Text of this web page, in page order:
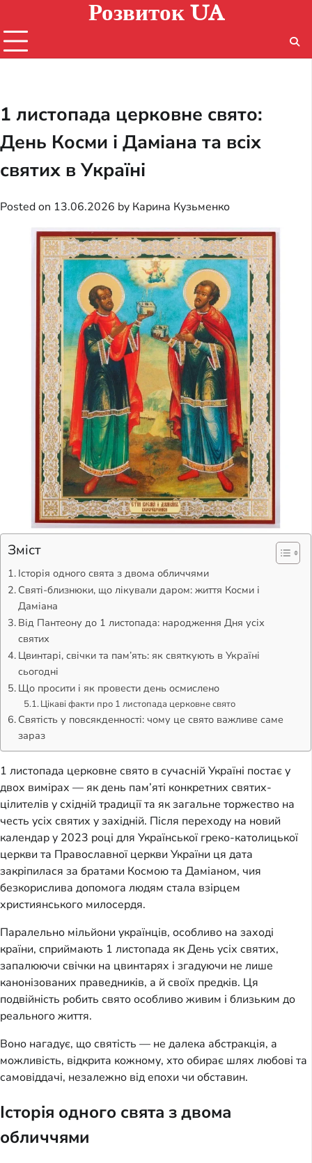
content
Розвиток UA
1 листопада церковне свято:
День Косми і Даміана та всіх
святих в Україні
Posted on 13.06.2026 by Карина Кузьменко
Зміст
Історія одного свята з двома обличчями
Святі-близнюки, що лікували даром: життя Косми і
Даміана
Від Пантеону до 1 листопада: народження Дня усіх
святих
Цвинтарі, свічки та пам’ять: як святкують в Україні
сьогодні
Що просити і як провести день осмислено
Цікаві факти про 1 листопада церковне свято
Святість у повсякденності: чому це свято важливе саме
зараз
1 листопада церковне свято в сучасній Україні постає у
двох вимірах — як день пам’яті конкретних святих-
цілителів у східній традиції та як загальне торжество на
честь усіх святих у західній. Після переходу на новий
календар у 2023 році для Української греко-католицької
церкви та Православної церкви України ця дата
закріпилася за братами Космою та Даміаном, чия
безкорислива допомога людям стала взірцем
християнського милосердя.
Паралельно мільйони українців, особливо на заході
країни, сприймають 1 листопада як День усіх святих,
запалюючи свічки на цвинтарях і згадуючи не лише
канонізованих праведників, а й своїх предків. Ця
подвійність робить свято особливо живим і близьким до
реального життя.
Воно нагадує, що святість — не далека абстракція, а
можливість, відкрита кожному, хто обирає шлях любові та
самовіддачі, незалежно від епохи чи обставин.
Історія одного свята з двома
обличчями